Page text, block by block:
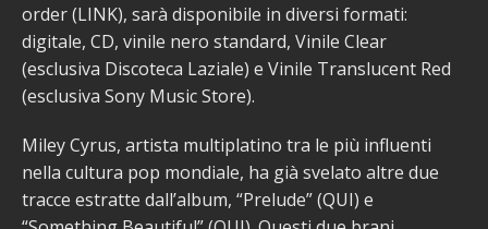
order (LINK), sarà disponibile in diversi formati:
digitale, CD, vinile nero standard, Vinile Clear
(esclusiva Discoteca Laziale) e Vinile Translucent Red
(esclusiva Sony Music Store).
Miley Cyrus, artista multiplatino tra le più influenti
nella cultura pop mondiale, ha già svelato altre due
tracce estratte dall’album, “Prelude” (QUI) e